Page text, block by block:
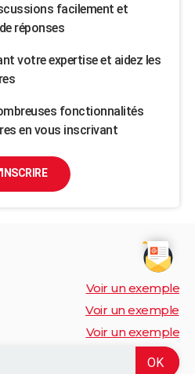
facilement et
réponses
votre expertise et aidez les
fonctionnalités
en vous inscrivant
Voir un exemple
Voir un exemple
Voir un exemple